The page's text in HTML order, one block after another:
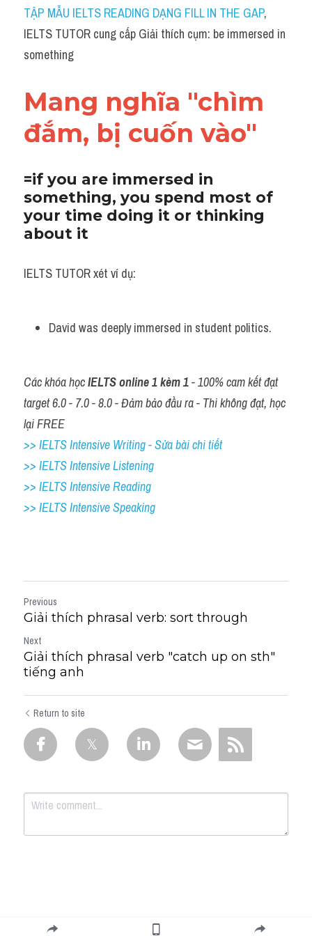
Idiom
Grammar
Word form
Cách dùng từ
Đề thi thật Task 2
Speaking
Vocabulary
TẬP MẪU IELTS READING DẠNG FILL IN THE GAP,
IELTS TUTOR cung cấp Giải thích cụm: be immersed in
something
Mang nghĩa "chìm
đắm, bị cuốn vào"
=if you are immersed in
something, you spend most of
your time doing it or thinking
about it
IELTS TUTOR xét ví dụ:
David was deeply immersed in student politics.
Các khóa học IELTS online 1 kèm 1 - 100% cam kết đạt
target 6.0 - 7.0 - 8.0 - Đảm bảo đầu ra - Thi không đạt, học
lại FREE
>> IELTS Intensive Writing - Sửa bài chi tiết
>> IELTS Intensive Listening
>> IELTS Intensive Reading
>> IELTS Intensive Speaking
Previous
Giải thích phrasal verb: sort through
Next
Giải thích phrasal verb "catch up on sth"
tiếng anh
Return to site
Submit